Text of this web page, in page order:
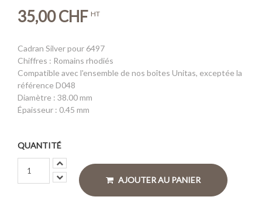
35,00 CHF HT
Cadran Silver pour 6497
Chiffres : Romains rhodiés
Compatible avec l'ensemble de nos boîtes Unitas, exceptée la
référence D048
Diamètre : 38.00 mm
Épaisseur : 0.45 mm
QUANTITÉ
AJOUTER AU PANIER